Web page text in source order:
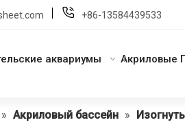
+86-13584439533
аквариумы Акриловые
» Акриловый бассейн »